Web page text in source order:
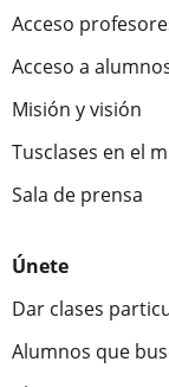
Acceso
Acceso a
Misión y visión
Tusclases en el
Sala de prensa
Únete
Dar clases
Alumnos que